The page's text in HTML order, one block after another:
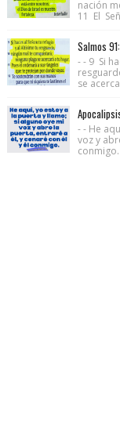
nación
11 El
Salmos
- - 9 Si
se
- - He
voz y
conmigo.